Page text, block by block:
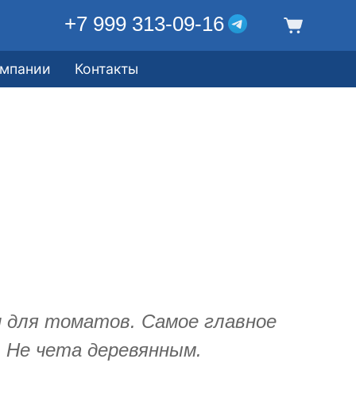
+7 999 313-09-16
Контакты
томатов. Самое главное
чета деревянным.